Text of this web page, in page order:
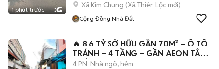
1 phút trước 3
Xã Kim Chung (Xã Thiên Lộc mới)
Cộng Đồng Nhà Đất
🔥 8.6 TỶ SỞ HỮU GẦN 70M² – Ô TÔ
TRÁNH – 4 TẦNG – GẦN AEON TÂN
PHÚ!
4 PN Nhà ngõ, hẻm